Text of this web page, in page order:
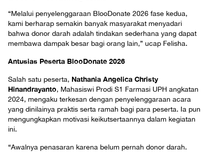
“Melalui penyelenggaraan BlooDonate 2026 fase kedua,
kami berharap semakin banyak masyarakat menyadari
bahwa donor darah adalah tindakan sederhana yang dapat
membawa dampak besar bagi orang lain,” ucap Felisha.
Antusias Peserta BlooDonate 2026
Salah satu peserta, Nathania Angelica Christy
Hinandrayanto, Mahasiswi Prodi S1 Farmasi UPH angkatan
2024, mengaku terkesan dengan penyelenggaraan acara
yang dinilainya praktis serta ramah bagi para peserta. Ia pun
mengungkapkan motivasi keikutsertaannya dalam kegiatan
ini.
“Awalnya penasaran karena belum pernah donor darah.